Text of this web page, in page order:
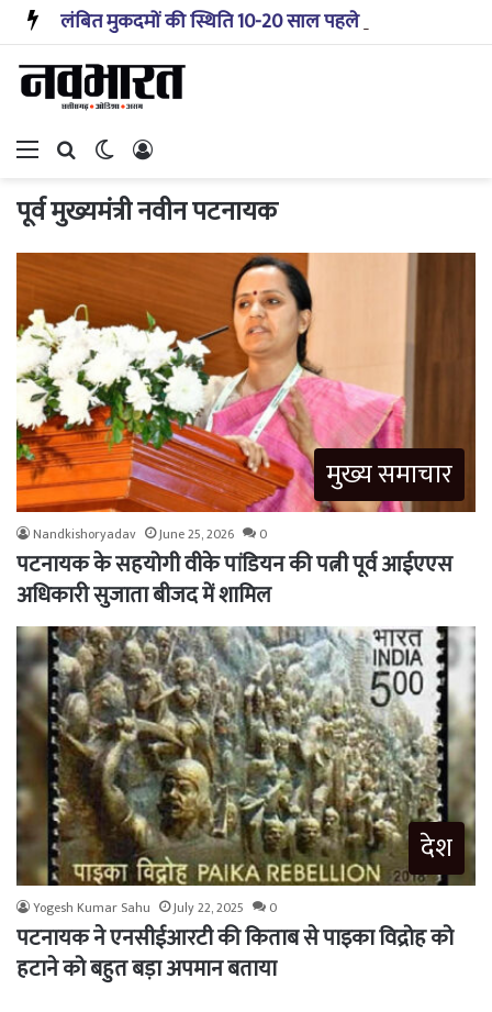
Menu Search forSwitch skin
पूर्व मुख्यमंत्री नवीन पटनायक
मुख्य समाचार
Nandkishoryadav June 25, 2026 0
पटनायक के सहयोगी वीके पांडियन की पत्नी पूर्व आईएएस
अधिकारी सुजाता बीजद में शामिल
देश
Yogesh Kumar Sahu July 22, 2025 0
पटनायक ने एनसीईआरटी की किताब से पाइका विद्रोह को
हटाने को बहुत बड़ा अपमान बताया